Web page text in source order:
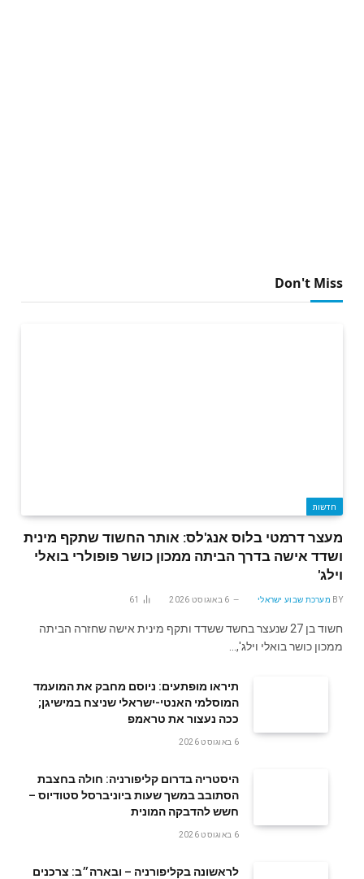
Don't Miss
חדשות
מעצר דרמטי בלוס אנג'לס: אותר החשוד שתקף מינית
ושדד אישה בדרך הביתה ממכון כושר פופולרי בואלי
וילג'
BY מערכת שבוע ישראלי 6 באוגוסט 2026 61
חשוד בן 27 שנעצר בחשד ששדד ותקף מינית אישה שחזרה הביתה
ממכון כושר בואלי וילג',…
תיראו מופתעים: ניוסם מחבק את המועמד
המוסלמי האנטי-ישראלי שניצח במישיגן;
ככה נעצור את טראמפ
6 באוגוסט 2026
היסטריה בדרום קליפורניה: חולה בחצבת
הסתובב במשך שעות ביוניברסל סטודיוס –
חשש להדבקה המונית
6 באוגוסט 2026
לראשונה בקליפורניה – ובארה״ב: צרכנים